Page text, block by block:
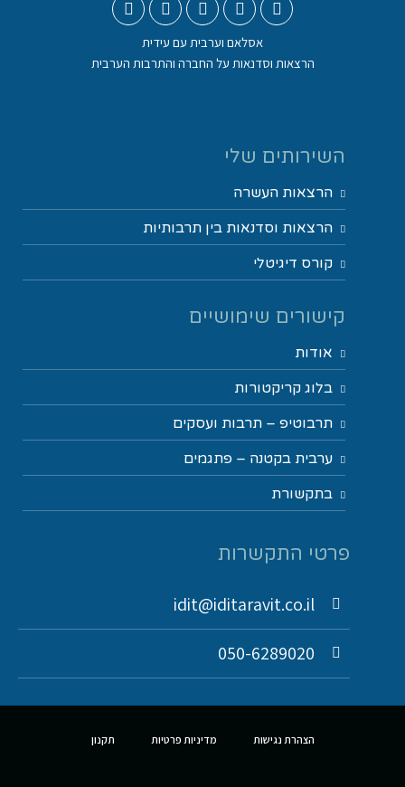
אסלאם וערבית עם עידית
הרצאות וסדנאות על החברה והתרבות הערבית
השירותים שלי
הרצאות העשרה
הרצאות וסדנאות בין תרבותיות
קורס דיגיטלי
קישורים שימושיים
אודות
בלוג קריקטורות
תרבוטיפ – תרבות ועסקים
ערבית בקטנה – פתגמים
בתקשורת
פרטי התקשרות
idit@iditaravit.co.il
050-6289020
הצהרת נגישות מדיניות פרטיות תקנון